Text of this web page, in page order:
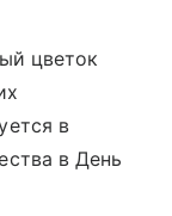
цветок
в
в День